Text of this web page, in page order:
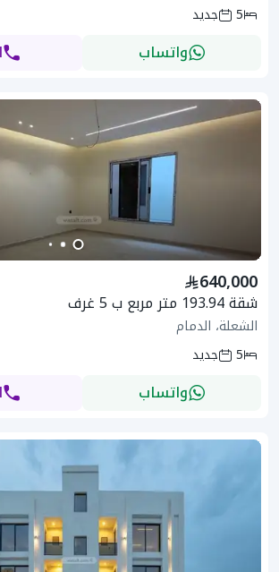
5
جديد
واتساب
640,000
شقة 193.94 متر مربع ب 5 غرف
الشعلة، الدمام
5
جديد
واتساب